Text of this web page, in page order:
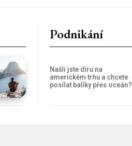
Podnikání
Našli jste díru na
americkém trhu a chcete
posílat balíky přes oceán?